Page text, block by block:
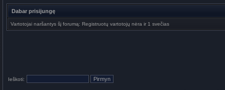
Dabar prisijungę
Vartotojai naršantys šį forumą: Registruotų vartotojų nėra ir 1 svečias
Ieškoti: